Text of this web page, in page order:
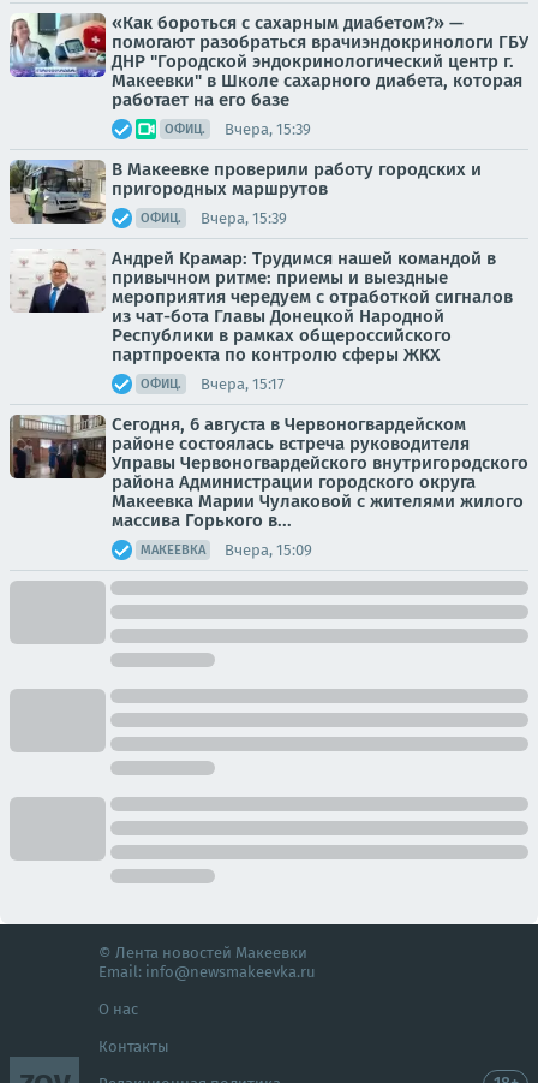
«Как бороться с сахарным диабетом?» —
помогают разобраться врачиэндокринологи ГБУ
ДНР "Городской эндокринологический центр г.
Макеевки" в Школе сахарного диабета, которая
работает на его базе
ОФИЦ. Вчера, 15:39
В Макеевке проверили работу городских и
пригородных маршрутов
ОФИЦ. Вчера, 15:39
Андрей Крамар: Трудимся нашей командой в
привычном ритме: приемы и выездные
мероприятия чередуем с отработкой сигналов
из чат-бота Главы Донецкой Народной
Республики в рамках общероссийского
партпроекта по контролю сферы ЖКХ
ОФИЦ. Вчера, 15:17
Сегодня, 6 августа в Червоногвардейском
районе состоялась встреча руководителя
Управы Червоногвардейского внутригородского
района Администрации городского округа
Макеевка Марии Чулаковой с жителями жилого
массива Горького в...
МАКЕЕВКА Вчера, 15:09
© Лента новостей Макеевки
Email: info@newsmakeevka.ru
О нас
Контакты